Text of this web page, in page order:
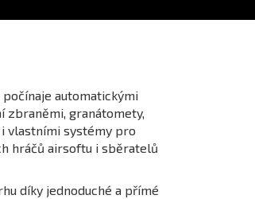
automatickými
zbraněmi, granátomety,
vlastními systémy pro
hráčů airsoftu i sběratelů
díky jednoduché a přímé